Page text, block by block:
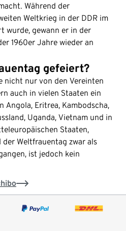
Während der
Weltkrieg in der DDR im
wurde, gewann er in der
1960er Jahre wieder an
gefeiert?
nicht nur von den Vereinten
auch in vielen Staaten ein
Angola, Eritrea, Kambodscha,
Uganda, Vietnam und in
Staaten,
Weltfrauentag zwar als
ist jedoch kein